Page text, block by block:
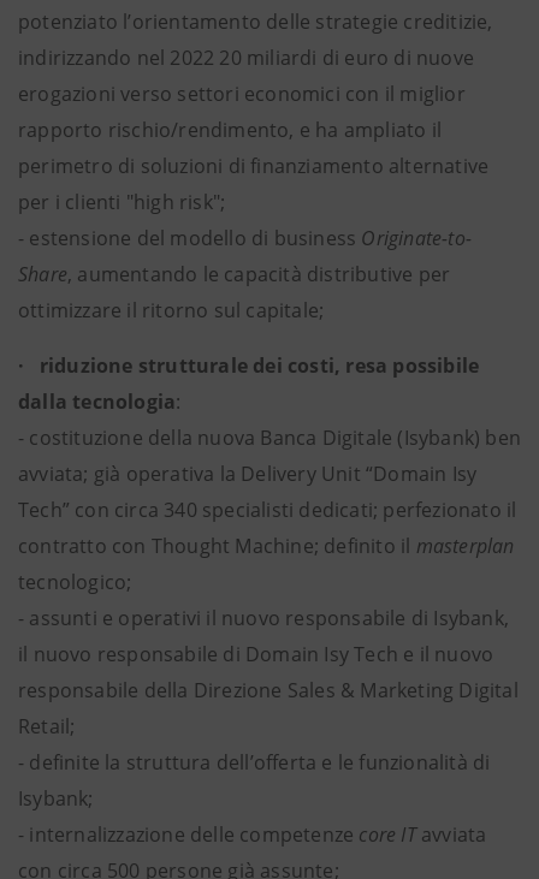
potenziato l’orientamento delle strategie creditizie,
indirizzando nel 2022 20 miliardi di euro di nuove
erogazioni verso settori economici con il miglior
rapporto rischio/rendimento, e ha ampliato il
perimetro di soluzioni di finanziamento alternative
per i clienti "high risk";
- estensione del modello di business Originate-to-
Share, aumentando le capacità distributive per
ottimizzare il ritorno sul capitale;
· riduzione strutturale dei costi, resa possibile
dalla tecnologia:
- costituzione della nuova Banca Digitale (Isybank) ben
avviata; già operativa la Delivery Unit “Domain Isy
Tech” con circa 340 specialisti dedicati; perfezionato il
contratto con Thought Machine; definito il masterplan
tecnologico;
- assunti e operativi il nuovo responsabile di Isybank,
il nuovo responsabile di Domain Isy Tech e il nuovo
responsabile della Direzione Sales & Marketing Digital
Retail;
- definite la struttura dell’offerta e le funzionalità di
Isybank;
- internalizzazione delle competenze core ITavviata
con circa 500 persone già assunte;